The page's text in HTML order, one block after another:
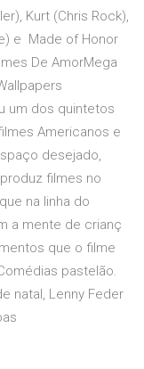
Kurt (Chris Rock),
e Made of Honor
De AmorMega
um dos quintetos
Americanos e
desejado,
filmes no
na linha do
a mente de crianç
que o filme
pastelão.
natal, Lenny Feder